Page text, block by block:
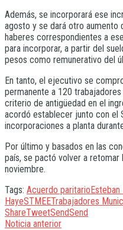
Además, se incorporará ese
agosto y se dará otro
haberes correspondientes a
para incorporar, a partir del
pesos como remunerativo del
En tanto, el ejecutivo se
permanente a 120
criterio de antigüedad en el
acordó establecer junto con el
incorporaciones a planta
Por último y basados en las
país, se pactó volver a retomar
noviembre.
Tags: Acuerdo paritario
HayeSTMEETrabajadores
ShareTweetSendSend
Noticia anterior